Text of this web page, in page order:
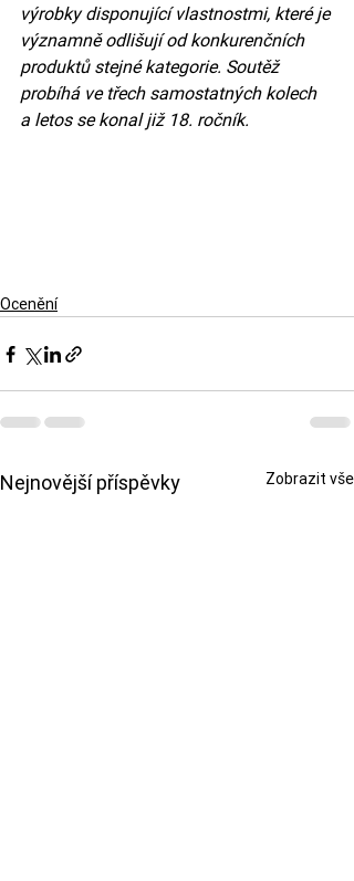
výrobky disponující vlastnostmi, které je
významně odlišují od konkurenčních
produktů stejné kategorie. Soutěž
probíhá ve třech samostatných kolech
a letos se konal již 18. ročník.
Ocenění
Nejnovější příspěvky Zobrazit vše